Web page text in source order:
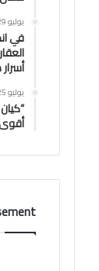
يوليو 29, 2026
في
يوليو 25, 2026
أقوى سعة 2.0